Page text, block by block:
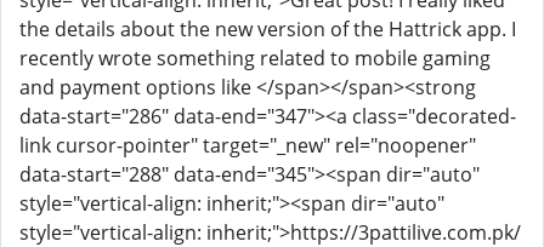
the details about the new version of the Hattrick app. I
recently wrote something related to mobile gaming
and payment options like </span></span><strong
data-start="286" data-end="347"><a class="decorated-
link cursor-pointer" target="_new" rel="noopener"
data-start="288" data-end="345"><span dir="auto"
style="vertical-align: inherit;"><span dir="auto"
style="vertical-align: inherit;">https://3pattilive.com.pk/